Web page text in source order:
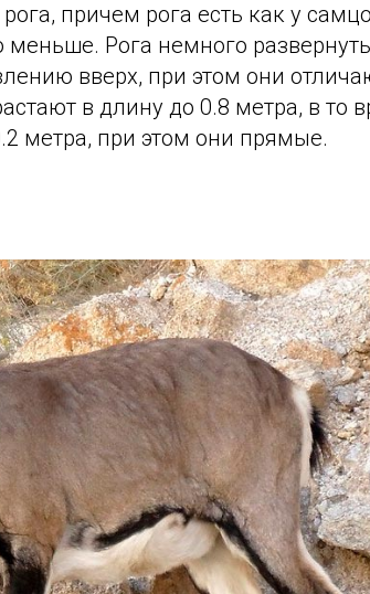
причем рога есть как у
меньше. Рога немного
вверх, при этом они
в длину до 0.8 метра, в то
метра, при этом они прямые.